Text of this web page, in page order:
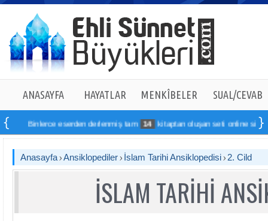
ANASAYFA HAYATLAR MENKÎBELER SUAL/CEVAB
eserden derlenmiş tam 14 kitaptan oluşan seti online sipariş
Anasayfa Ansiklopediler İslam Tarihi Ansiklopedisi 2. Cild
İSLAM TARİHİ